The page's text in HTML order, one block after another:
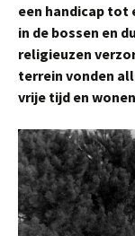
een handicap tot
in de bossen en
religieuzen
terrein vonden
vrije tijd en